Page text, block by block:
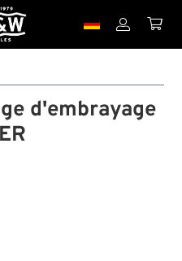
 
d'embrayage